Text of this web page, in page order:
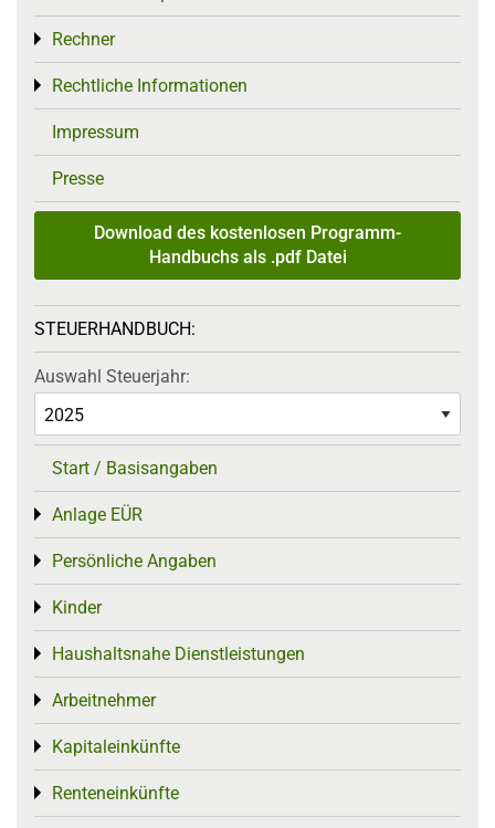
Rechner
Toggle menu
Rechtliche Informationen
Toggle menu
Impressum
Presse
Download des kostenlosen Programm-
Handbuchs als .pdf Datei
STEUERHANDBUCH:
Auswahl Steuerjahr:
Start / Basisangaben
Anlage EÜR
Toggle menu
Persönliche Angaben
Toggle menu
Kinder
Toggle menu
Haushaltsnahe Dienstleistungen
Toggle menu
Arbeitnehmer
Toggle menu
Kapitaleinkünfte
Toggle menu
Renteneinkünfte
Toggle menu